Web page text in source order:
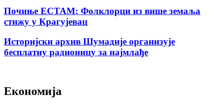
Почиње ЕСТАМ: Фолклорци из више земаља
стижу у Крагујевац
Историјски архив Шумадије организује
бесплатну радионицу за најмлађе
Економија